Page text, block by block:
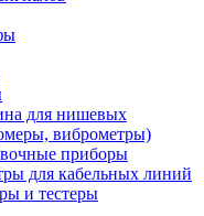
для нишевых
виброметры)
приборы
для кабельных линий
и тестеры